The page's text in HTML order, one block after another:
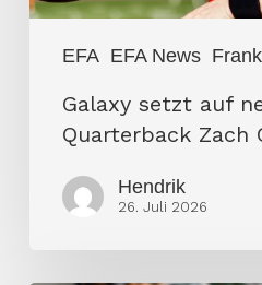
EFA EFA News
Galaxy setzt auf
Quarterback Zach
Hendrik
26. Juli 2026